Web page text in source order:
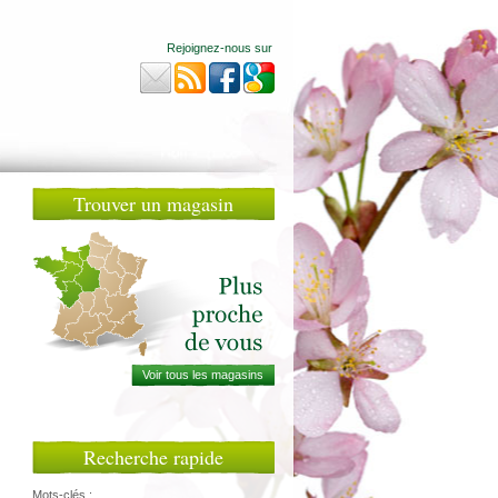
Rejoignez-nous sur
Trouver un magasin
Recherche rapide
Mots-clés :